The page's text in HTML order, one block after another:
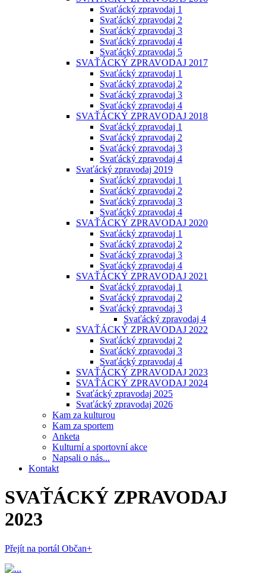
Svaťácký zpravodaj 1
Svaťácký zpravodaj 2
Svaťácký zpravodaj 3
Svaťácký zpravodaj 4
Svaťácký zpravodaj 5
SVAŤÁCKÝ ZPRAVODAJ 2017
Svaťácký zpravodaj 1
Svaťácký zpravodaj 2
Svaťácký zpravodaj 3
Svaťácký zpravodaj 4
SVAŤÁCKÝ ZPRAVODAJ 2018
Svaťácký zpravodaj 1
Svaťácký zpravodaj 2
Svaťácký zpravodaj 3
Svaťácký zpravodaj 4
Svaťácký zpravodaj 2019
Svaťácký zpravodaj 1
Svaťácký zpravodaj 2
Svaťácký zpravodaj 3
Svaťácký zpravodaj 4
SVAŤÁCKÝ ZPRAVODAJ 2020
Svaťácký zpravodaj 1
Svaťácký zpravodaj 2
Svaťácký zpravodaj 3
Svaťácký zpravodaj 4
SVAŤÁCKÝ ZPRAVODAJ 2021
Svaťácký zpravodaj 1
Svaťácký zpravodaj 2
Svaťácký zpravodaj 3
Svaťácký zpravodaj 4
SVAŤÁCKÝ ZPRAVODAJ 2022
Svaťácký zpravodaj 2
Svaťácký zpravodaj 3
Svaťácký zpravodaj 4
SVAŤÁCKÝ ZPRAVODAJ 2023
SVAŤÁCKÝ ZPRAVODAJ 2024
Svaťácký zpravodaj 2025
Svaťácký zpravodaj 2026
Kam za kulturou
Kam za sportem
Anketa
Kulturní a sportovní akce
Napsali o nás...
Kontakt
SVAŤÁCKÝ ZPRAVODAJ
2023
Přejít na portál Občan+